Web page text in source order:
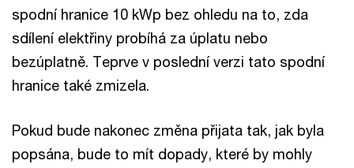
spodní hranice 10 kWp bez ohledu na to, zda
sdílení elektřiny probíhá za úplatu nebo
bezúplatně. Teprve v poslední verzi tato spodní
hranice také zmizela.
Pokud bude nakonec změna přijata tak, jak byla
popsána, bude to mít dopady, které by mohly